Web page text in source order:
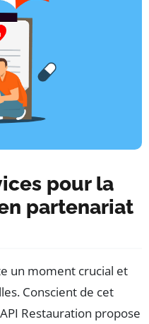
pour la
partenariat
un moment crucial et
Conscient de cet
Restauration propose